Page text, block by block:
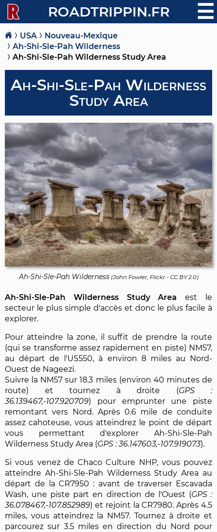
ROADTRIPPIN.FR ☰
USA
Nouveau-Mexique
Ah-Shi-Sle-Pah Wilderness
Ah-Shi-Sle-Pah Wilderness Study Area
Ah-Shi-Sle-Pah Wilderness
Study Area
Ah-Shi-Sle-Pah Wilderness(John Fowler, Flickr- CC BY 2.0)
Ah-Shi-Sle-Pah Wilderness Study Area est le
secteur le plus simple d'accès et donc le plus facile à
explorer.
Pour atteindre la zone, il suffit de prendre la route
(qui se transforme assez rapidement en piste) NM57,
au départ de l'US550, à environ 8 miles au Nord-
Ouest de Nageezi.
Suivre la NM57 sur 18.3 miles (environ 40 minutes de
route) et tournez à droite (
36.139467,-107.920709) pour emprunter une piste
remontant vers Nord. Après 0.6 mile de conduite
assez cahoteuse, vous atteindrez le point de départ
vous permettant d'explorer Ah-Shi-Sle-Pah
Wilderness Study Area (
36.147603,-107.919073).
Si vous venez de Chaco Culture NHP, vous pouvez
atteindre Ah-Shi-Sle-Pah Wilderness Study Area au
départ de la CR7950 : avant de traverser Escavada
Wash, une piste part en direction de l'Ouest (
36.078467,-107.852989) et rejoint la CR7980. Après 4.5
miles, vous atteindrez la NM57. Tournez à droite et
parcourez sur 3.5 miles en direction du Nord pour